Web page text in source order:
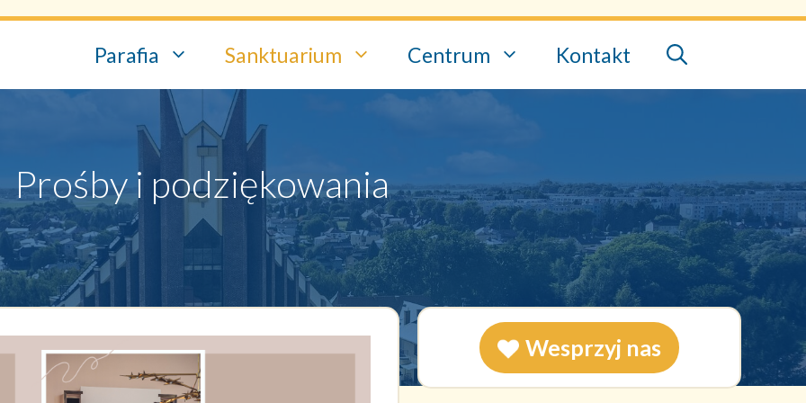
Parafia Sanktuarium Centrum Kontakt
Prośby i podziękowania
Wesprzyj nas